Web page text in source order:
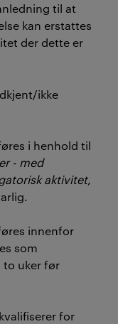
til at
kan erstattes
der dette er
ikke
i henhold til
- med
aktivitet,
innenfor
som
uker før
for